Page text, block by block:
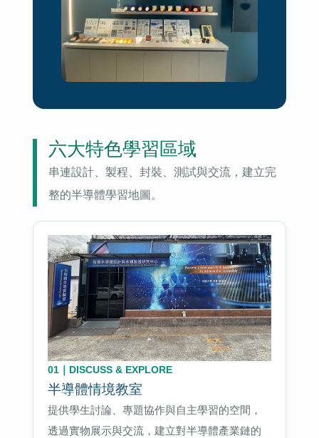
六大特色學習區域
串連設計、製程、封裝、測試與交流，建立完
整的半導體學習地圖。
01｜DISCUSS & EXPLORE
半導體情境教室
提供學生討論、專題協作與自主學習的空間，
透過實物展示與交流，建立對半導體產業鏈的